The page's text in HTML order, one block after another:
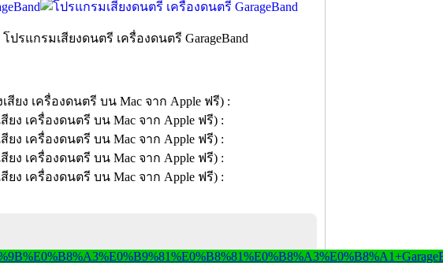
รแกรมเสียงดนตรี เครื่องดนตรี GarageBand